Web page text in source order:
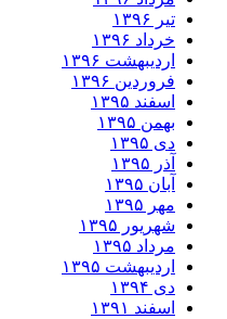
تیر ۱۳۹۶
خرداد ۱۳۹۶
اردیبهشت ۱۳۹۶
فروردین ۱۳۹۶
اسفند ۱۳۹۵
بهمن ۱۳۹۵
دی ۱۳۹۵
آذر ۱۳۹۵
آبان ۱۳۹۵
مهر ۱۳۹۵
شهریور ۱۳۹۵
مرداد ۱۳۹۵
اردیبهشت ۱۳۹۵
دی ۱۳۹۴
اسفند ۱۳۹۱